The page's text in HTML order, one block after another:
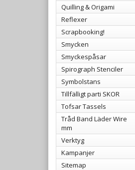
Quilling & Origami
Reflexer
Scrapbooking!
Smycken
Smyckespåsar
Spirograph Stenciler
Symbolstans
Tillfälligt parti SKOR
Tofsar Tassels
Tråd Band Läder Wire
mm
Verktyg
Kampanjer
Sitemap